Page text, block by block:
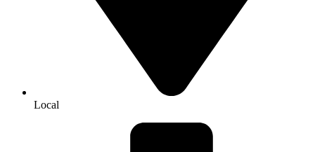
Local